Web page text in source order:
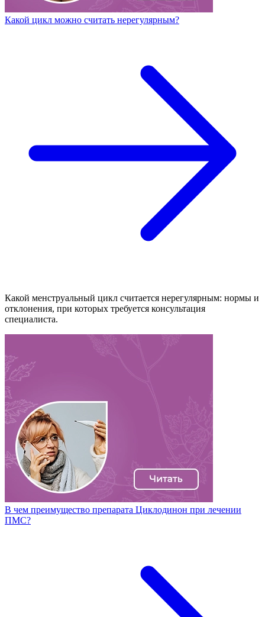
Какой цикл можно считать нерегулярным?
Какой менструальный цикл считается нерегулярным: нормы и
отклонения, при которых требуется консультация
специалиста.
В чем преимущество препарата Циклодинон при лечении
ПМС?